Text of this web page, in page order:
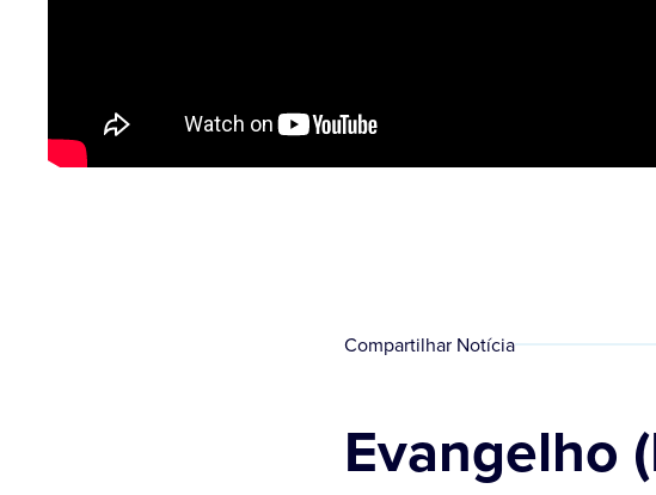
Compartilhar Notícia
Evangelho